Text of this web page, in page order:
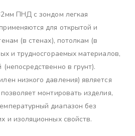
ПНД с зондом легкая
для открытой и
(в стенах), потолкам (в
и трудносгораемых материалов,
в грунт).
низкого давления) является
монтировать изделия,
диапазон без
и изоляционных свойств.